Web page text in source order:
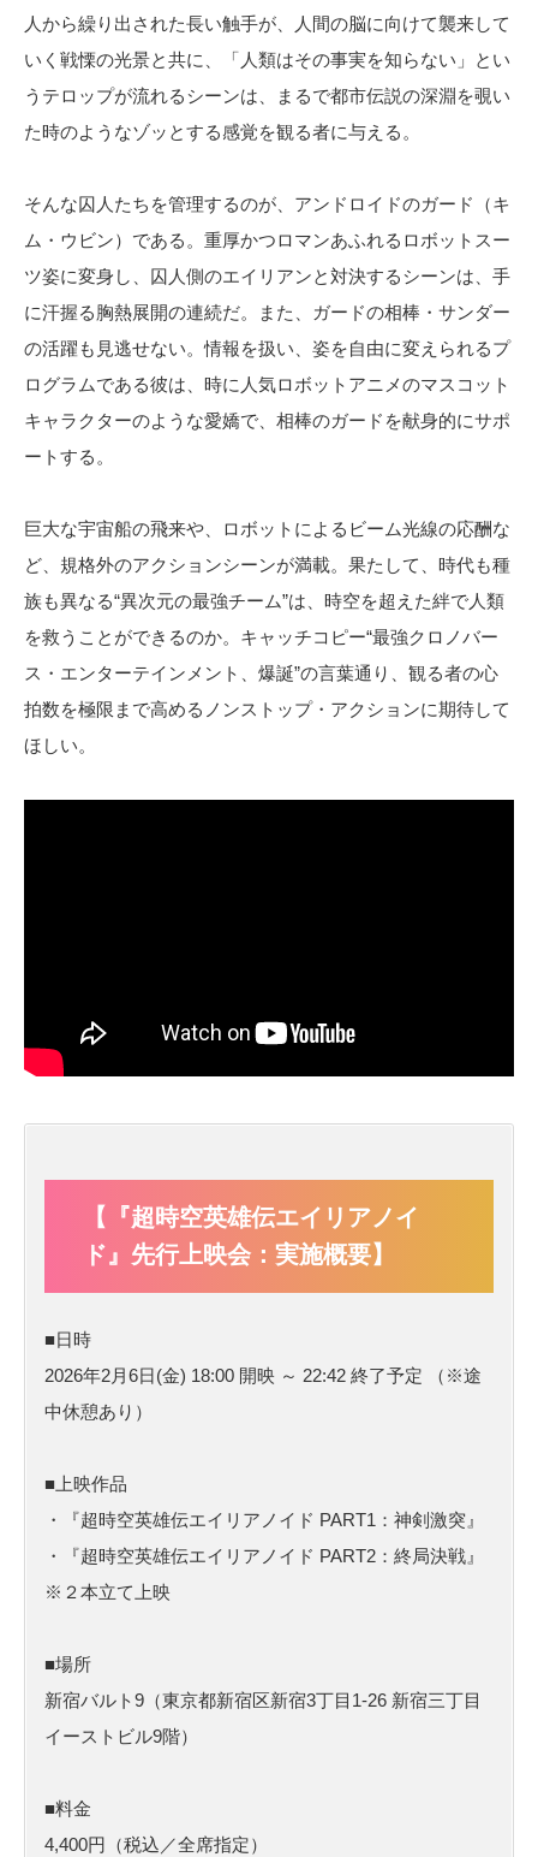
人から繰り出された長い触手が、人間の脳に向けて襲来して
いく戦慄の光景と共に、「人類はその事実を知らない」とい
うテロップが流れるシーンは、まるで都市伝説の深淵を覗い
た時のようなゾッとする感覚を観る者に与える。
そんな囚人たちを管理するのが、アンドロイドのガード（キ
ム・ウビン）である。重厚かつロマンあふれるロボットスー
ツ姿に変身し、囚人側のエイリアンと対決するシーンは、手
に汗握る胸熱展開の連続だ。また、ガードの相棒・サンダー
の活躍も見逃せない。情報を扱い、姿を自由に変えられるプ
ログラムである彼は、時に人気ロボットアニメのマスコット
キャラクターのような愛嬌で、相棒のガードを献身的にサポ
ートする。
巨大な宇宙船の飛来や、ロボットによるビーム光線の応酬な
ど、規格外のアクションシーンが満載。果たして、時代も種
族も異なる“異次元の最強チーム”は、時空を超えた絆で人類
を救うことができるのか。キャッチコピー“最強クロノバー
ス・エンターテインメント、爆誕”の言葉通り、観る者の心
拍数を極限まで高めるノンストップ・アクションに期待して
ほしい。
【『超時空英雄伝エイリアノイ
ド』先行上映会：実施概要】
■日時
2026年2月6日(金) 18:00 開映 ～ 22:42 終了予定 （※途
中休憩あり）
■上映作品
・『超時空英雄伝エイリアノイド PART1：神剣激突』
・『超時空英雄伝エイリアノイド PART2：終局決戦』
※２本立て上映
■場所
新宿バルト9（東京都新宿区新宿3丁目1-26 新宿三丁目
イーストビル9階）
■料金
4,400円（税込／全席指定）